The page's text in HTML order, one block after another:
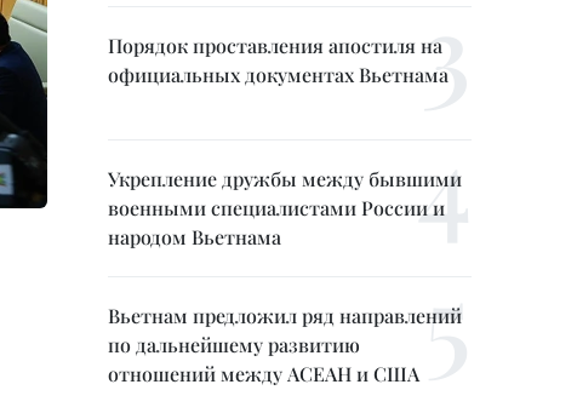
Порядок проставления апостиля на
официальных документах Вьетнама
Укрепление дружбы между бывшими
военными специалистами России и
народом Вьетнама
Вьетнам предложил ряд направлений
по дальнейшему развитию
отношений между АСЕАН и США